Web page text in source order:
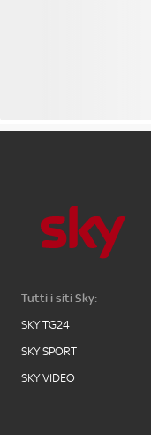
Tutti i siti Sky:
SKY TG24
SKY SPORT
SKY VIDEO